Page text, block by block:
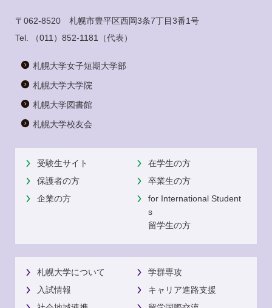
〒062-8520 札幌市豊平区西岡3条7丁目3番1号
Tel.
（011）852-1181 （代表）
札幌大学女子短期大学部
札幌大学大学院
札幌大学図書館
札幌大学校友会
受験生サイト
在学生の方
保護者の方
卒業生の方
企業の方
for International Student
s
留学生の方
札幌大学について
学群専攻
入試情報
キャリア進路支援